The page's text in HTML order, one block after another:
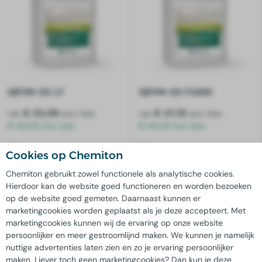
GRYM-EX LF
v.a.
€ 33,06
Op voorraad
GRYM-EX FOAM
v.a.
€ 37,19
Effectieve reinigingsoplossingen voor land- en (glas)tuinbouw
Land- en tuinbouwreiniging met
producten van Chemiton
Cookies op Chemiton
Chemiton gebruikt zowel functionele als analytische cookies.
Hierdoor kan de website goed functioneren en worden bezoeken
op de website goed gemeten. Daarnaast kunnen er
marketingcookies worden geplaatst als je deze accepteert. Met
marketingcookies kunnen wij de ervaring op onze website
persoonlijker en meer gestroomlijnd maken. We kunnen je namelijk
nuttige advertenties laten zien en zo je ervaring persoonlijker
maken. Liever toch geen marketingcookies? Dan kun je deze